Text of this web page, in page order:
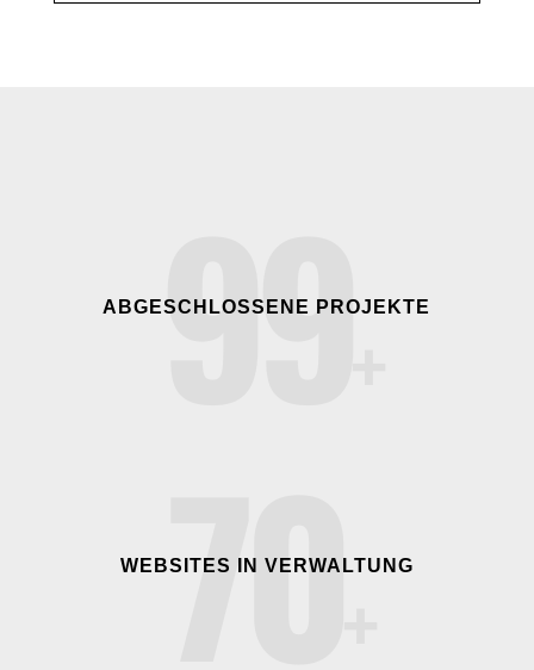
99
ABGESCHLOSSENE PROJEKTE
70
WEBSITES IN VERWALTUNG